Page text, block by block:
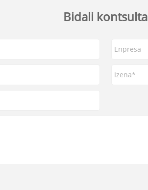
Bidali kontsulta